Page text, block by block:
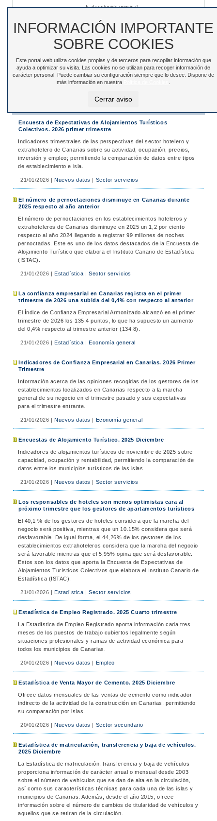
Ir al contenido principal
Toggle
navigation
Encuesta de Expectativas de Alojamientos Turísticos
Colectivos. 2026 primer trimestre
Indicadores trimestrales de las perspectivas del sector hotelero y
extrahotelero de Canarias sobre su actividad, ocupación, precios,
inversión y empleo; permitiendo la comparación de datos entre tipos
de establecimiento e isla.
21/01/2026 |Nuevos datos | Sector servicios
El número de pernoctaciones disminuye en Canarias durante
2025 respecto al año anterior
El número de pernoctaciones en los establecimientos hoteleros y
extrahoteleros de Canarias disminuye en 2025 un 1,2 por ciento
respecto al año 2024 llegando a registrar 99 millones de noches
pernoctadas. Este es uno de los datos destacados de la Encuesta de
Alojamiento Turístico que elabora el Instituto Canario de Estadística
(ISTAC).
21/01/2026 |Estadística | Sector servicios
La confianza empresarial en Canarias registra en el primer
trimestre de 2026 una subida del 0,4% con respecto al anterior
El Índice de Confianza Empresarial Armonizado alcanzó en el primer
trimestre de 2026 los 135,4 puntos, lo que ha supuesto un aumento
del 0,4% respecto al trimestre anterior (134,8).
21/01/2026 |Estadística | Economía general
Indicadores de Confianza Empresarial en Canarias. 2026 Primer
Trimestre
Información acerca de las opiniones recogidas de los gestores de los
establecimientos localizados en Canarias respecto a la marcha
general de su negocio en el trimestre pasado y sus expectativas
para el trimestre entrante.
21/01/2026 |Nuevos datos | Economía general
Encuestas de Alojamiento Turístico. 2025 Diciembre
Indicadores de alojamientos turísticos de noviembre de 2025 sobre
capacidad, ocupación y rentabilidad, permitiendo la comparación de
datos entre los municipios turísticos de las islas.
21/01/2026 |Nuevos datos | Sector servicios
Los responsables de hoteles son menos optimistas cara al
próximo trimestre que los gestores de apartamentos turísticos
El 40,1 % de los gestores de hoteles considera que la marcha del
negocio será positiva, mientras que un 10.15% considera que será
desfavorable. De igual forma, el 44,26% de los gestores de los
establecimientos extrahoteleros considera que la marcha del negocio
será favorable mientras que el 5,95% opina que será desfavorable.
Estos son los datos que aporta la Encuesta de Expectativas de
Alojamientos Turísticos Colectivos que elabora el Instituto Canario de
Estadística (ISTAC).
21/01/2026 |Estadística | Sector servicios
Estadística de Empleo Registrado. 2025 Cuarto trimestre
La Estadística de Empleo Registrado aporta información cada tres
meses de los puestos de trabajo cubiertos legalmente según
situaciones profesionales y ramas de actividad económica para
todos los municipios de Canarias.
20/01/2026 |Nuevos datos | Empleo
Estadística de Venta Mayor de Cemento. 2025 Diciembre
Ofrece datos mensuales de las ventas de cemento como indicador
indirecto de la actividad de la construcción en Canarias, permitiendo
su comparación por islas.
20/01/2026 |Nuevos datos | Sector secundario
Estadística de matriculación, transferencia y baja de vehículos.
2025 Diciembre
La Estadística de matriculación, transferencia y baja de vehículos
proporciona información de carácter anual o mensual desde 2003
sobre el número de vehículos que se dan de alta en la circulación,
así como sus características técnicas para cada una de las islas y
municipios de Canarias. Además, desde el año 2015, ofrece
información sobre el número de cambios de titularidad de vehículos y
aquellos que se retiran de la circulación.
INFORMACIÓN IMPORTANTE
SOBRE COOKIES
Este portal web utiliza cookies propias y de terceros para recopilar información que
ayuda a optimizar su visita. Las cookies no se utilizan para recoger información de
carácter personal. Puede cambiar su configuración siempre que lo desee. Dispone de
más información en nuestra
Cerrar aviso